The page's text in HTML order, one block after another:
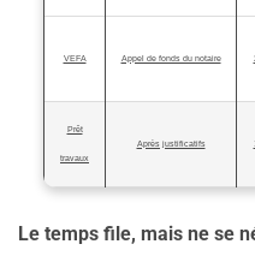
VEFA Appel de fonds du notaire
Prêt
travaux
Après justificatifs
Le temps file, mais ne se